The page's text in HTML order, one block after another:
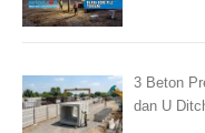
3 Beton
dan U